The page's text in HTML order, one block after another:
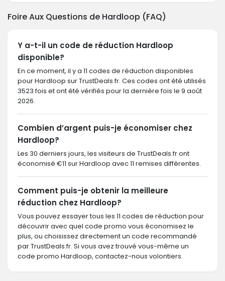
Foire Aux Questions de Hardloop (FAQ)
Y a-t-il un code de réduction Hardloop
disponible?
En ce moment, il y a 11 codes de réduction disponibles
pour Hardloop sur TrustDeals.fr. Ces codes ont été utilisés
3523 fois et ont été vérifiés pour la dernière fois le 9 août
2026.
Combien d’argent puis-je économiser chez
Hardloop?
Les 30 derniers jours, les visiteurs de TrustDeals.fr ont
économisé €11 sur Hardloop avec 11 remises différentes.
Comment puis-je obtenir la meilleure
réduction chez Hardloop?
Vous pouvez essayer tous les 11 codes de réduction pour
découvrir avec quel code promo vous économisez le
plus, ou choisissez directement un code recommandé
par TrustDeals.fr. Si vous avez trouvé vous-même un
code promo Hardloop, contactez-nous volontiers.